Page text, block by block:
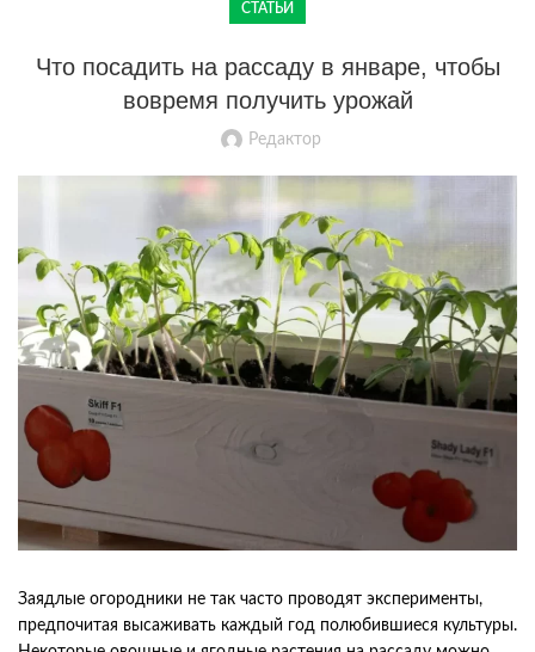
СТАТЬИ
Что посадить на рассаду в январе, чтобы
вовремя получить урожай
Редактор
Заядлые огородники не так часто проводят эксперименты,
предпочитая высаживать каждый год полюбившиеся культуры.